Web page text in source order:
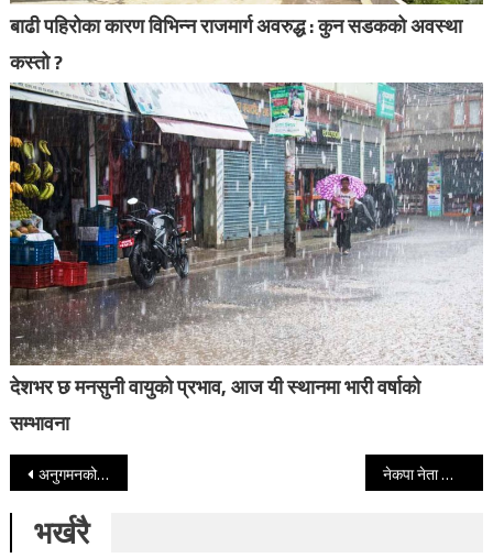
बाढी पहिरोका कारण विभिन्न राजमार्ग अवरुद्ध : कुन सडकको अवस्था
कस्तो ?
देशभर छ मनसुनी वायुको प्रभाव, आज यी स्थानमा भारी वर्षाको
सम्भावना
Post navigation
अनुगमनको नाममा दुःख दिएको मासु व्यबसायीको गुनासो नेकपा नेता जीवन्त र गम्भीर रिहा, कार्यकर्ताले यसरी गरे स्वागत (फोटोफिचर)
भर्खरै